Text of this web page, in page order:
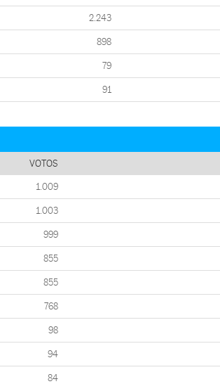
2.243
898
79
91
VOTOS
1.009
1.003
999
855
855
768
98
94
84